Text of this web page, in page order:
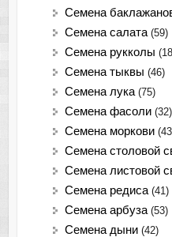
Семена
Семена салата (59)
Семена рукколы
Семена тыквы (46)
Семена лука (75)
Cемена фасоли (32)
Семена моркови
Семена столовой
Семена листовой
Семена редиса (41)
Семена арбуза (53)
Семена дыни (42)